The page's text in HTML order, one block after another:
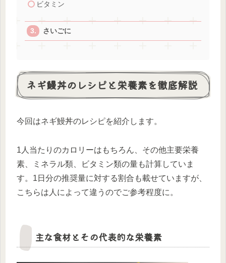
ビタミン
さいごに
ネギ鰻丼のレシピと栄養素を徹底解説
今回はネギ鰻丼のレシピを紹介します。
1人当たりのカロリーはもちろん、その他主要栄養
素、ミネラル類、ビタミン類の量も計算していま
す。1日分の推奨量に対する割合も載せていますが、
こちらは人によって違うのでご参考程度に。
主な食材とその代表的な栄養素